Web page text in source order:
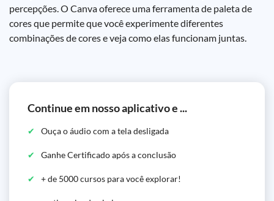
percepções. O Canva oferece uma ferramenta de paleta de
cores que permite que você experimente diferentes
combinações de cores e veja como elas funcionam juntas.
Continue em nosso aplicativo e ...
Ouça o áudio com a tela desligada
Ganhe Certificado após a conclusão
+ de 5000 cursos para você explorar!